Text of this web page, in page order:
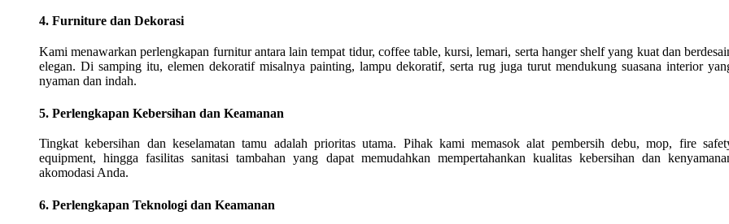
4. Furniture dan Dekorasi
Kami menawarkan perlengkapan furnitur antara lain tempat tidur, coffee table, kursi, lemari, serta hanger shelf yang kuat dan
elegan. Di samping itu, elemen dekoratif misalnya painting, lampu dekoratif, serta rug juga turut mendukung suasana interior
nyaman dan indah.
5. Perlengkapan Kebersihan dan Keamanan
Tingkat kebersihan dan keselamatan tamu adalah prioritas utama. Pihak kami memasok alat pembersih debu, mop, fire
equipment, hingga fasilitas sanitasi tambahan yang dapat memudahkan mempertahankan kualitas kebersihan dan
akomodasi Anda.
6. Perlengkapan Teknologi dan Keamanan